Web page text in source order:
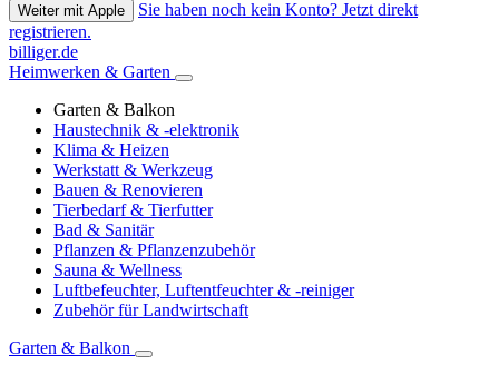
Weiter mit Apple
Sie haben noch kein Konto? Jetzt direkt
registrieren.
billiger.de
Heimwerken & Garten
Garten & Balkon
Haustechnik & -elektronik
Klima & Heizen
Werkstatt & Werkzeug
Bauen & Renovieren
Tierbedarf & Tierfutter
Bad & Sanitär
Pflanzen & Pflanzenzubehör
Sauna & Wellness
Luftbefeuchter, Luftentfeuchter & -reiniger
Zubehör für Landwirtschaft
Garten & Balkon